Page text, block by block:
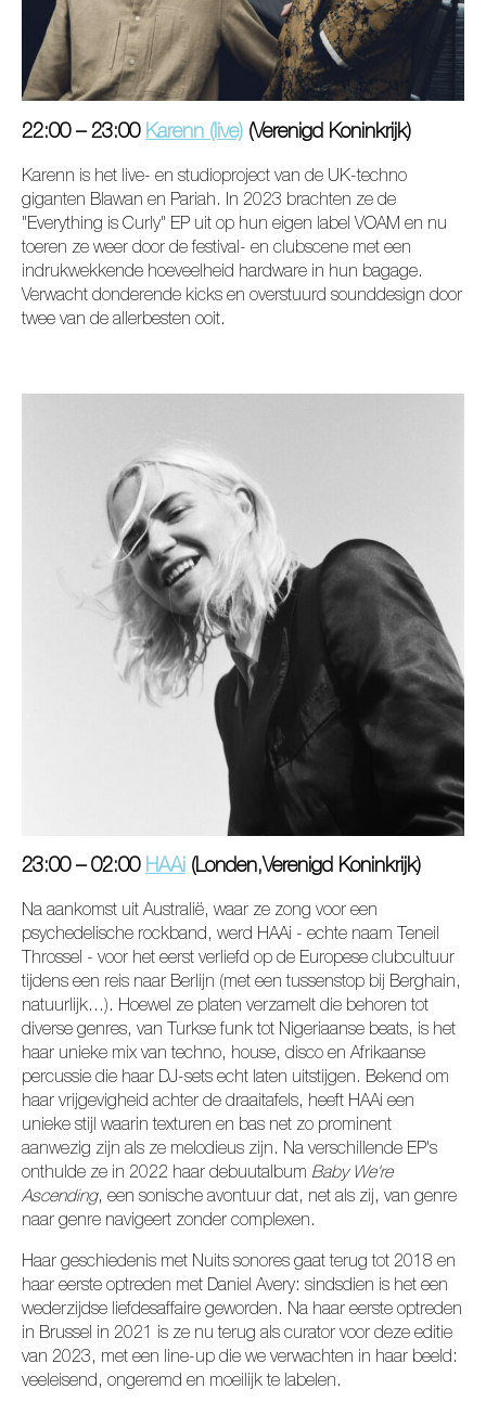
22:00 – 23:00 Karenn (live) (Verenigd Koninkrijk)
Karenn is het live- en studioproject van de UK-techno
giganten Blawan en Pariah. In 2023 brachten ze de
"Everything is Curly" EP uit op hun eigen label VOAM en nu
toeren ze weer door de festival- en clubscene met een
indrukwekkende hoeveelheid hardware in hun bagage.
Verwacht donderende kicks en overstuurd sounddesign door
twee van de allerbesten ooit.
23:00 – 02:00 HAAi (Londen,Verenigd Koninkrijk)
Na aankomst uit Australië, waar ze zong voor een
psychedelische rockband, werd HAAi - echte naam Teneil
Throssel - voor het eerst verliefd op de Europese clubcultuur
tijdens een reis naar Berlijn (met een tussenstop bij Berghain,
natuurlijk...). Hoewel ze platen verzamelt die behoren tot
diverse genres, van Turkse funk tot Nigeriaanse beats, is het
haar unieke mix van techno, house, disco en Afrikaanse
percussie die haar DJ-sets echt laten uitstijgen. Bekend om
haar vrijgevigheid achter de draaitafels, heeft HAAi een
unieke stijl waarin texturen en bas net zo prominent
aanwezig zijn als ze melodieus zijn. Na verschillende EP's
onthulde ze in 2022 haar debuutalbum Baby We're
Ascending, een sonische avontuur dat, net als zij, van genre
naar genre navigeert zonder complexen.
Haar geschiedenis met Nuits sonores gaat terug tot 2018 en
haar eerste optreden met Daniel Avery: sindsdien is het een
wederzijdse liefdesaffaire geworden. Na haar eerste optreden
in Brussel in 2021 is ze nu terug als curator voor deze editie
van 2023, met een line-up die we verwachten in haar beeld:
veeleisend, ongeremd en moeilijk te labelen.